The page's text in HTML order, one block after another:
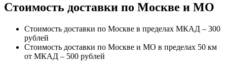
Стоимость доставки по Москве и МО
Стоимость доставки по Москве в пределах МКАД – 300
рублей
Стоимость доставки по Москве и МО в пределах 50 км
от МКАД – 500 рублей